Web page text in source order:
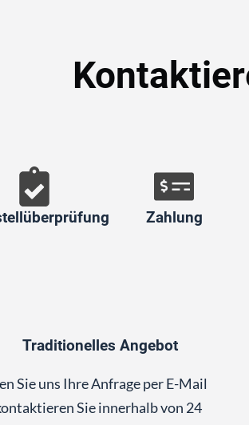
Zahlung
Traditionelles Angebot
Sie uns Ihre Anfrage per E-Mail
Sie innerhalb von 24